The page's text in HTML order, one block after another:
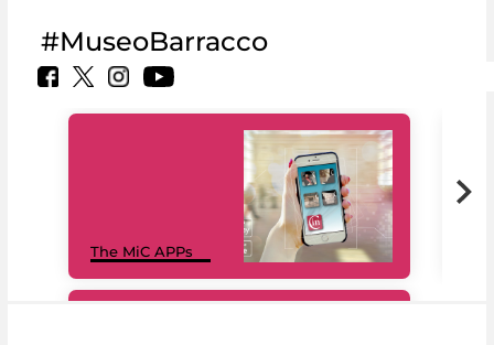
#MuseoBarracco
The MiC APPs